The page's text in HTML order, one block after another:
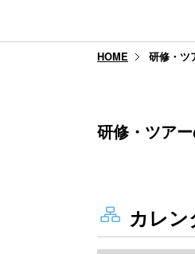
HOME 研修・ツ
研修・ツア
カレン